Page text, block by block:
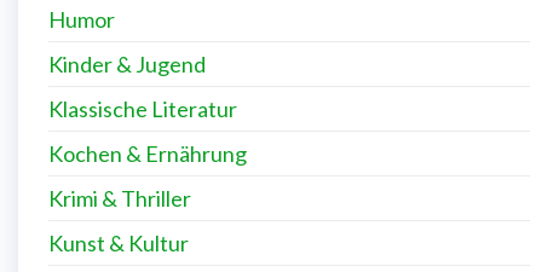
Humor
Kinder & Jugend
Klassische Literatur
Kochen & Ernährung
Krimi & Thriller
Kunst & Kultur